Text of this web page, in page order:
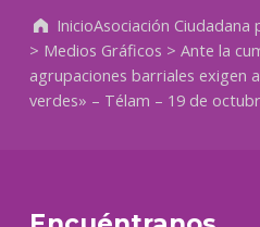
InicioAsociación
> Medios Gráficos > Ante la
agrupaciones barriales exigen
verdes» – Télam – 19 de